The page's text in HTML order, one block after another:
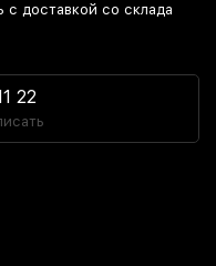
с доставкой со склада
22